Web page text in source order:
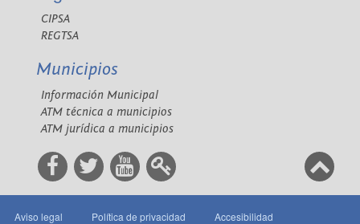
CIPSA
REGTSA
Municipios
Información Municipal
ATM técnica a municipios
ATM jurídica a municipios
Aviso legal Política de privacidad Accesibilidad